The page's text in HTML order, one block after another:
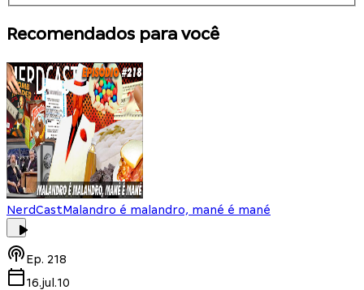
Recomendados para você
NerdCastMalandro é malandro, mané é mané
Ep. 218
16.jul.10